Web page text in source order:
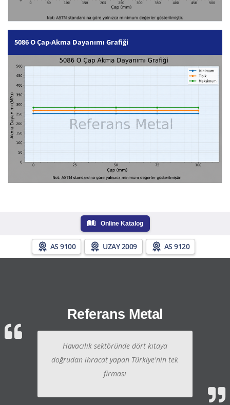
5086 O Çap-Akma Dayanımı Grafiği
Online Katalog
AS 9100 UZAY 2009 AS 9120
Referans Metal
Havacılık sektöründe dört kıtaya
doğrudan ihracat yapan Türkiye'nin tek
firması